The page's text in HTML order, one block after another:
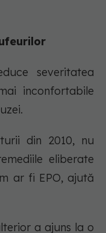
severitatea
inconfortabile
din 2010, nu
eliberate
ar fi EPO, ajută
a ajuns la o